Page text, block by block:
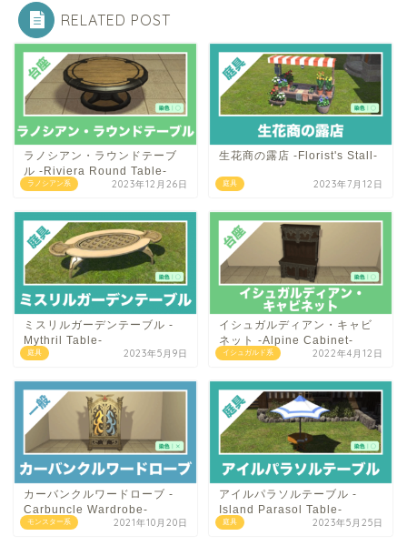
RELATED POST
ラノシアン系
ラノシアン・ラウンドテーブ
ル -Riviera Round Table-
2023年12月26日 庭具
生花商の露店 -Florist's Stall-
2023年7月12日
庭具
ミスリルガーデンテーブル -
Mythril Table-
2023年5月9日 イシュガルド系
イシュガルディアン・キャビ
ネット -Alpine Cabinet-
2022年4月12日
モンスター系
カーバンクルワードローブ -
Carbuncle Wardrobe-
2021年10月20日 庭具
アイルパラソルテーブル -
Island Parasol Table-
2023年5月25日